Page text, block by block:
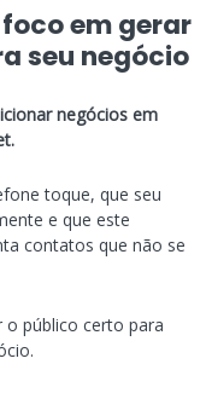
em gerar
seu negócio
negócios em
toque, que seu
e que este
contatos que não se
o público certo para